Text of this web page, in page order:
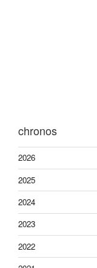
chronos
2026
2025
2024
2023
2022